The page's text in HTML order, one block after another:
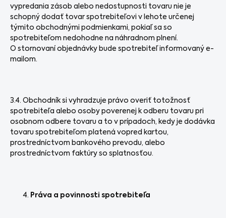
vypredania zásob alebo nedostupnosti tovaru nie je
schopný dodať tovar spotrebiteľovi v lehote určenej
týmito obchodnými podmienkami, pokiaľ sa so
spotrebiteľom nedohodne na náhradnom plnení.
O stornovaní objednávky bude spotrebiteľ informovaný e-
mailom.
3.4. Obchodník si vyhradzuje právo overiť totožnosť
spotrebiteľa alebo osoby poverenej k odberu tovaru pri
osobnom odbere tovaru a to v prípadoch, kedy je dodávka
tovaru spotrebiteľom platená vopred kartou,
prostredníctvom bankového prevodu, alebo
prostredníctvom faktúry so splatnosťou.
Práva a povinnosti spotrebiteľa